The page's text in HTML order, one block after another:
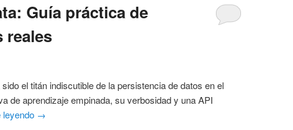
Guía práctica de
reales
el titán indiscutible de la persistencia de datos en el
de aprendizaje empinada, su verbosidad y una API
leyendo →